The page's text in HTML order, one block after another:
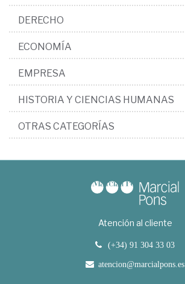
DERECHO
ECONOMÍA
EMPRESA
HISTORIA Y CIENCIAS HUMANAS
OTRAS CATEGORÍAS
Atención al cliente
(+34) 91 304 33 03
atencion@marcialpons.es